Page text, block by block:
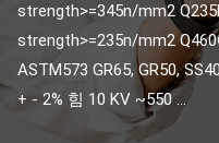
strength>=345n/mm2
strength>=235n/mm2
ASTM573 GR65, GR50,
+ - 2% 힘 10 KV ~550 ...